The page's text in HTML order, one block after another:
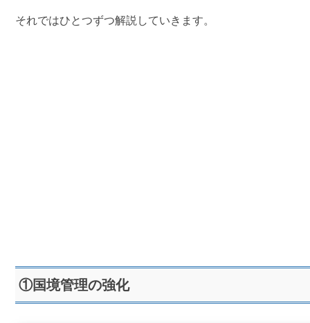
それではひとつずつ解説していきます。
①国境管理の強化